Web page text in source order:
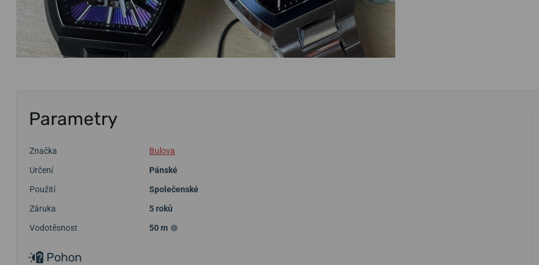
Parametry
Značka
Bulova
Určení
Pánské
Použití
Společenské
Záruka
5 roků
Vodotěsnost
50 m
Pohon